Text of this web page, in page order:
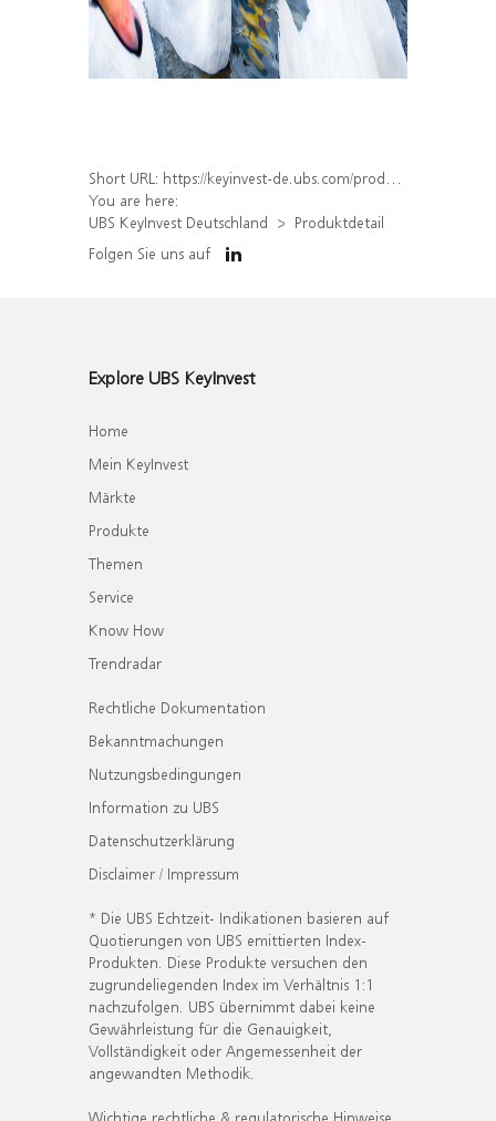
Short URL: https://keyinvest-de.ubs.com/produkt/detail/index/isin/DE000WA7UZ98
You are here:
UBS KeyInvest Deutschland
Produktdetail
Folgen Sie uns auf
Explore UBS KeyInvest
Home
Mein KeyInvest
Märkte
Produkte
Themen
Service
Know How
Trendradar
Rechtliche Dokumentation
Bekanntmachungen
Nutzungsbedingungen
Information zu UBS
Datenschutzerklärung
Disclaimer / Impressum
* Die UBS Echtzeit- Indikationen basieren auf
Quotierungen von UBS emittierten Index-
Produkten. Diese Produkte versuchen den
zugrundeliegenden Index im Verhältnis 1:1
nachzufolgen. UBS übernimmt dabei keine
Gewährleistung für die Genauigkeit,
Vollständigkeit oder Angemessenheit der
angewandten Methodik.